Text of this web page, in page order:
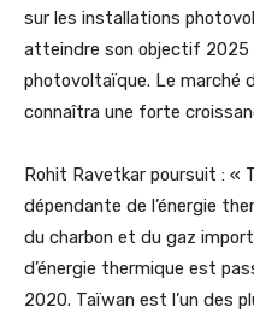
sur les installations
atteindre son objectif 2025
photovoltaïque. Le marché
connaîtra une forte
Rohit Ravetkar poursuit :
dépendante de l’énergie
du charbon et du gaz
d’énergie thermique est
2020. Taïwan est l’un des